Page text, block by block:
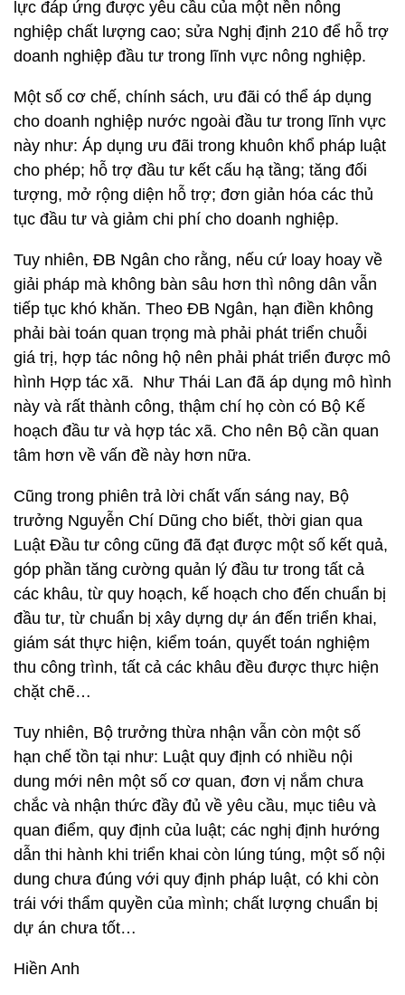
lực đáp ứng được yêu cầu của một nền nông
nghiệp chất lượng cao; sửa Nghị định 210 để hỗ trợ
doanh nghiệp đầu tư trong lĩnh vực nông nghiệp.
Một số cơ chế, chính sách, ưu đãi có thể áp dụng
cho doanh nghiệp nước ngoài đầu tư trong lĩnh vực
này như: Áp dụng ưu đãi trong khuôn khổ pháp luật
cho phép; hỗ trợ đầu tư kết cấu hạ tầng; tăng đối
tượng, mở rộng diện hỗ trợ; đơn giản hóa các thủ
tục đầu tư và giảm chi phí cho doanh nghiệp.
Tuy nhiên, ĐB Ngân cho rằng, nếu cứ loay hoay về
giải pháp mà không bàn sâu hơn thì nông dân vẫn
tiếp tục khó khăn. Theo ĐB Ngân, hạn điền không
phải bài toán quan trọng mà phải phát triển chuỗi
giá trị, hợp tác nông hộ nên phải phát triển được mô
hình Hợp tác xã. Như Thái Lan đã áp dụng mô hình
này và rất thành công, thậm chí họ còn có Bộ Kế
hoạch đầu tư và hợp tác xã. Cho nên Bộ cần quan
tâm hơn về vấn đề này hơn nữa.
Cũng trong phiên trả lời chất vấn sáng nay, Bộ
trưởng Nguyễn Chí Dũng cho biết, thời gian qua
Luật Đầu tư công cũng đã đạt được một số kết quả,
góp phần tăng cường quản lý đầu tư trong tất cả
các khâu, từ quy hoạch, kế hoạch cho đến chuẩn bị
đầu tư, từ chuẩn bị xây dựng dự án đến triển khai,
giám sát thực hiện, kiểm toán, quyết toán nghiệm
thu công trình, tất cả các khâu đều được thực hiện
chặt chẽ…
Tuy nhiên, Bộ trưởng thừa nhận vẫn còn một số
hạn chế tồn tại như: Luật quy định có nhiều nội
dung mới nên một số cơ quan, đơn vị nắm chưa
chắc và nhận thức đầy đủ về yêu cầu, mục tiêu và
quan điểm, quy định của luật; các nghị định hướng
dẫn thi hành khi triển khai còn lúng túng, một số nội
dung chưa đúng với quy định pháp luật, có khi còn
trái với thẩm quyền của mình; chất lượng chuẩn bị
dự án chưa tốt…
Hiền Anh